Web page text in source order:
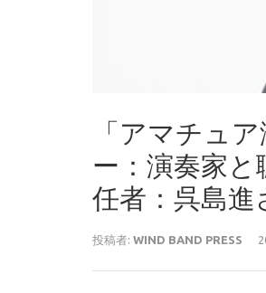
「アマチュ
ー：演奏家
任者：呉島進
投稿者: WIND BAND PRESS